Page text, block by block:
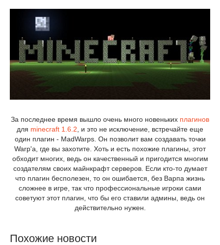
За последнее время вышло очень много новеньких плагинов
для minecraft 1.6.2 , и это не исключение, встречайте еще
один плагин - MadWarps. Он позволит вам создавать точки
Warp'a, где вы захотите. Хоть и есть похожие плагины, этот
обходит многих, ведь он качественный и пригодится многим
создателям своих майнкрафт серверов. Если кто-то думает
что плагин бесполезен, то он ошибается, без Варпа жизнь
сложнее в игре, так что профессиональные игроки сами
советуют этот плагин, что бы его ставили админы, ведь он
действительно нужен.
Похожие новости